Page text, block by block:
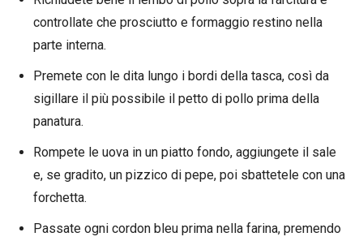
controllate che prosciutto e formaggio restino nella
parte interna.
Premete con le dita lungo i bordi della tasca, così da
sigillare il più possibile il petto di pollo prima della
panatura.
Rompete le uova in un piatto fondo, aggiungete il sale
e, se gradito, un pizzico di pepe, poi sbattetele con una
forchetta.
Passate ogni cordon bleu prima nella farina, premendo